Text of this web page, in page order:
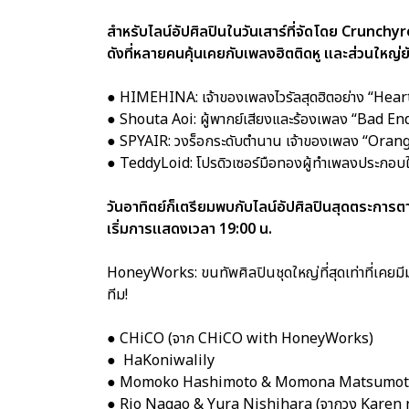
สำหรับไลน์อัปศิลปินในวันเสาร์ที่จัดโดย
ดังที่หลายคนคุ้นเคยกับเพลงฮิตติดหู และส่วนใหญ่
● HIMEHINA: เจ้าของเพลงไวรัลสุดฮิตอย่าง
● Shouta Aoi: ผู้พากย์เสียงและร้องเพลง “Bad
● SPYAIR: วงร็อกระดับตำนาน เจ้าของเพลง
● TeddyLoid: โปรดิวเซอร์มือทองผู้ทำเพลงประ
วันอาทิตย์ก็เตรียมพบกับไลน์อัปศิลปินสุดตระการตา
เริ่มการแสดงเวลา 19:00 น.
HoneyWorks: ขนทัพศิลปินชุดใหญ่ที่สุดเท่าที่เคยมี
ทีม!
● CHiCO (จาก CHiCO with HoneyWorks)
● HaKoniwalily
● Momoko Hashimoto & Momona